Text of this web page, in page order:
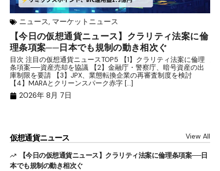
ニュース, マーケットニュース
【今日の仮想通貨ニュース】クラリティ法案に倫
理条項案──日本でも規制の動き相次ぐ
目次 注目の仮想通貨ニュースTOP5 【1】クラリティ法案に倫理
条項案──資産売却を協議 【2】金融庁・警察庁、暗号資産の出
庫制限を要請 【3】JPX、業態転換企業の再審査制度を検討
【4】MARAとクリーンスパーク赤字 […]
2026年 8月 7日
仮想通貨ニュース View All
【今日の仮想通貨ニュース】クラリティ法案に倫理条項案──日
本でも規制の動き相次ぐ